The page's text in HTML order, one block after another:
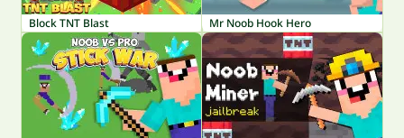
Block TNT Blast Mr Noob Hook Hero